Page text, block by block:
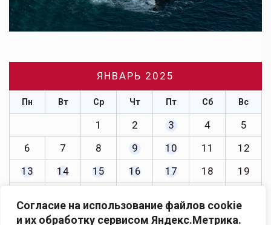
Согласие на использование файлов cookie
и их обработку сервисом Яндекс.Метрика.
ЯНВАРЬ 2025
Пн Вт Ср Чт Пт Сб Вс
1 2 3 4
5
6
7 8 9 10 11
12
13
14 15 16 17 18
19
27
28 29 30 31